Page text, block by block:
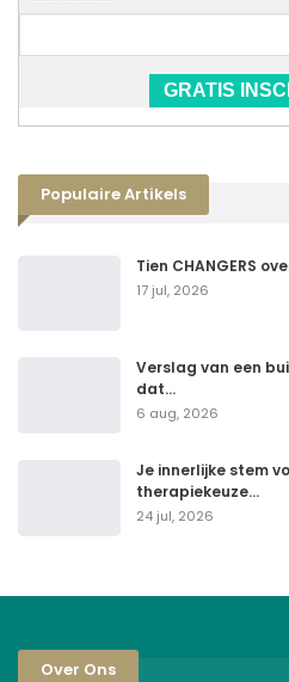
GRATIS
Populaire Artikels
Tien CHANGERS
17 jul, 2026
Verslag van een
dat…
6 aug, 2026
Je innerlijke stem
therapiekeuze…
24 jul, 2026
Over Ons